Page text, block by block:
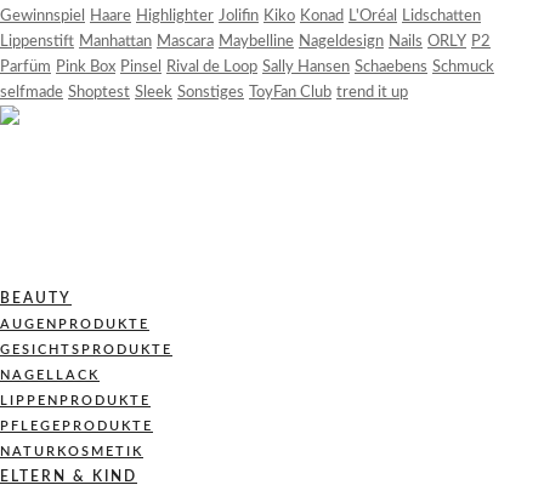
Gewinnspiel
Haare Highlighter Jolifin Kiko Konad L'Oréal
Lidschatten
Lippenstift Manhattan Mascara Maybelline Nageldesign Nails ORLY P2
Parfüm Pink Box Pinsel Rival de Loop Sally Hansen Schaebens Schmuck
selfmade Shoptest Sleek Sonstiges ToyFan Club trend it up
BEAUTY
AUGENPRODUKTE
GESICHTSPRODUKTE
NAGELLACK
LIPPENPRODUKTE
PFLEGEPRODUKTE
NATURKOSMETIK
ELTERN & KIND